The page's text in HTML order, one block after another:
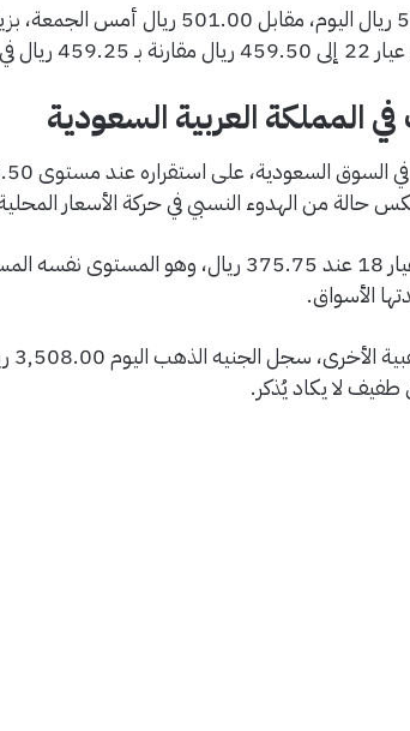
أمس.
المملكة العربية السعودية
حالة من الهدوء النسبي في حركة الأسعار
واستقر سعر جرام الذهب عيار 18 عند 375.75 ريال،
الأسواق.
لا يكاد يُذكر.